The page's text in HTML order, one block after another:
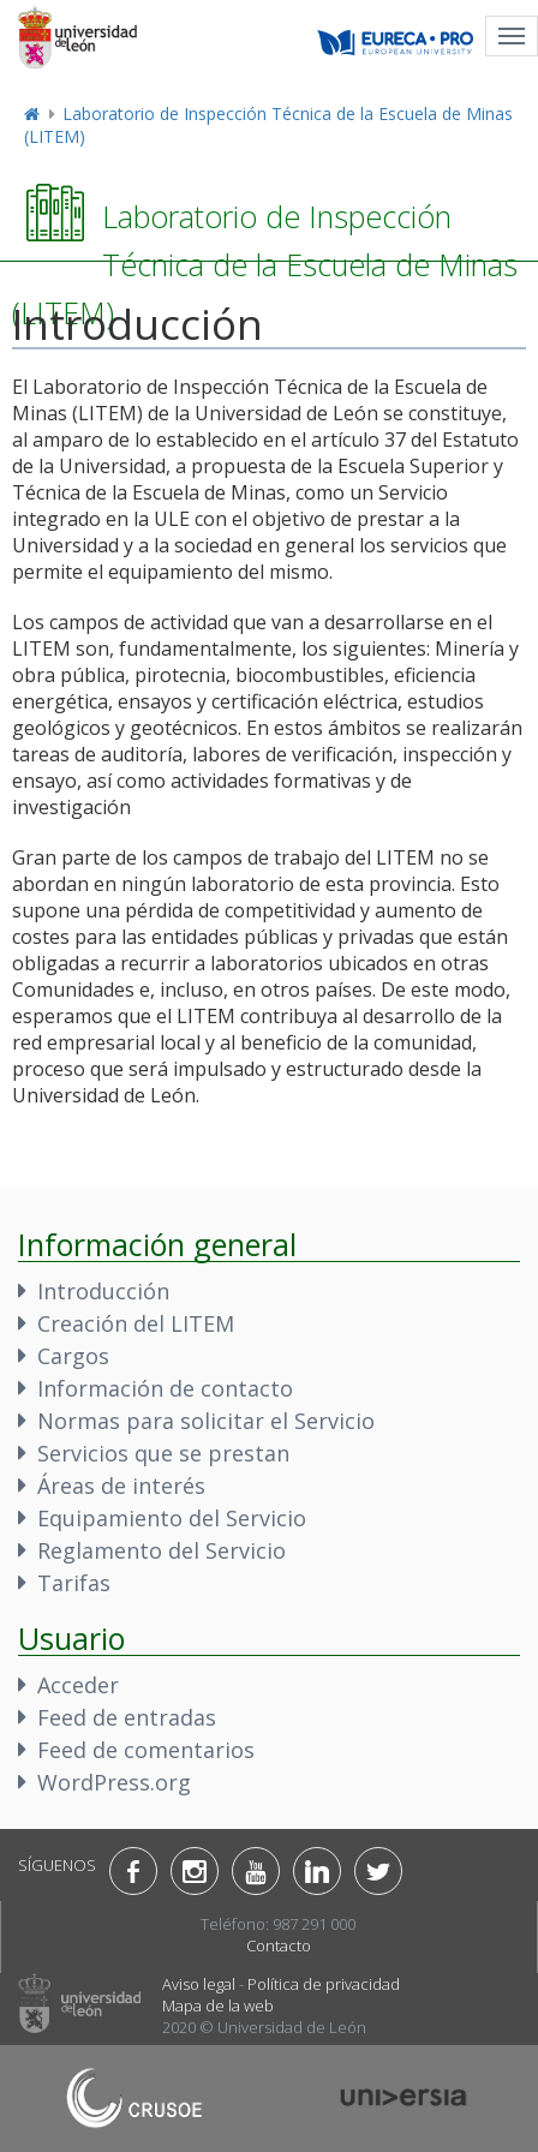
Laboratorio de Inspección Técnica de la Escuela de Minas
(LITEM)
Laboratorio de Inspección
Técnica de la Escuela de Minas
(LITEM)
Introducción
El Laboratorio de Inspección Técnica de la Escuela de
Minas (LITEM) de la Universidad de León se constituye,
al amparo de lo establecido en el artículo 37 del Estatuto
de la Universidad, a propuesta de la Escuela Superior y
Técnica de la Escuela de Minas, como un Servicio
integrado en la ULE con el objetivo de prestar a la
Universidad y a la sociedad en general los servicios que
permite el equipamiento del mismo.
Los campos de actividad que van a desarrollarse en el
LITEM son, fundamentalmente, los siguientes: Minería y
obra pública, pirotecnia, biocombustibles, eficiencia
energética, ensayos y certificación eléctrica, estudios
geológicos y geotécnicos. En estos ámbitos se realizarán
tareas de auditoría, labores de verificación, inspección y
ensayo, así como actividades formativas y de
investigación
Gran parte de los campos de trabajo del LITEM no se
abordan en ningún laboratorio de esta provincia. Esto
supone una pérdida de competitividad y aumento de
costes para las entidades públicas y privadas que están
obligadas a recurrir a laboratorios ubicados en otras
Comunidades e, incluso, en otros países. De este modo,
esperamos que el LITEM contribuya al desarrollo de la
red empresarial local y al beneficio de la comunidad,
proceso que será impulsado y estructurado desde la
Universidad de León.
Información general
Introducción
Creación del LITEM
Cargos
Información de contacto
Normas para solicitar el Servicio
Servicios que se prestan
Áreas de interés
Equipamiento del Servicio
Reglamento del Servicio
Tarifas
Usuario
Acceder
Feed de entradas
Feed de comentarios
WordPress.org
SÍGUENOS
Teléfono: 987 291 000
Contacto
Aviso legal - Política de privacidad
Mapa de la web
2020 © Universidad de León